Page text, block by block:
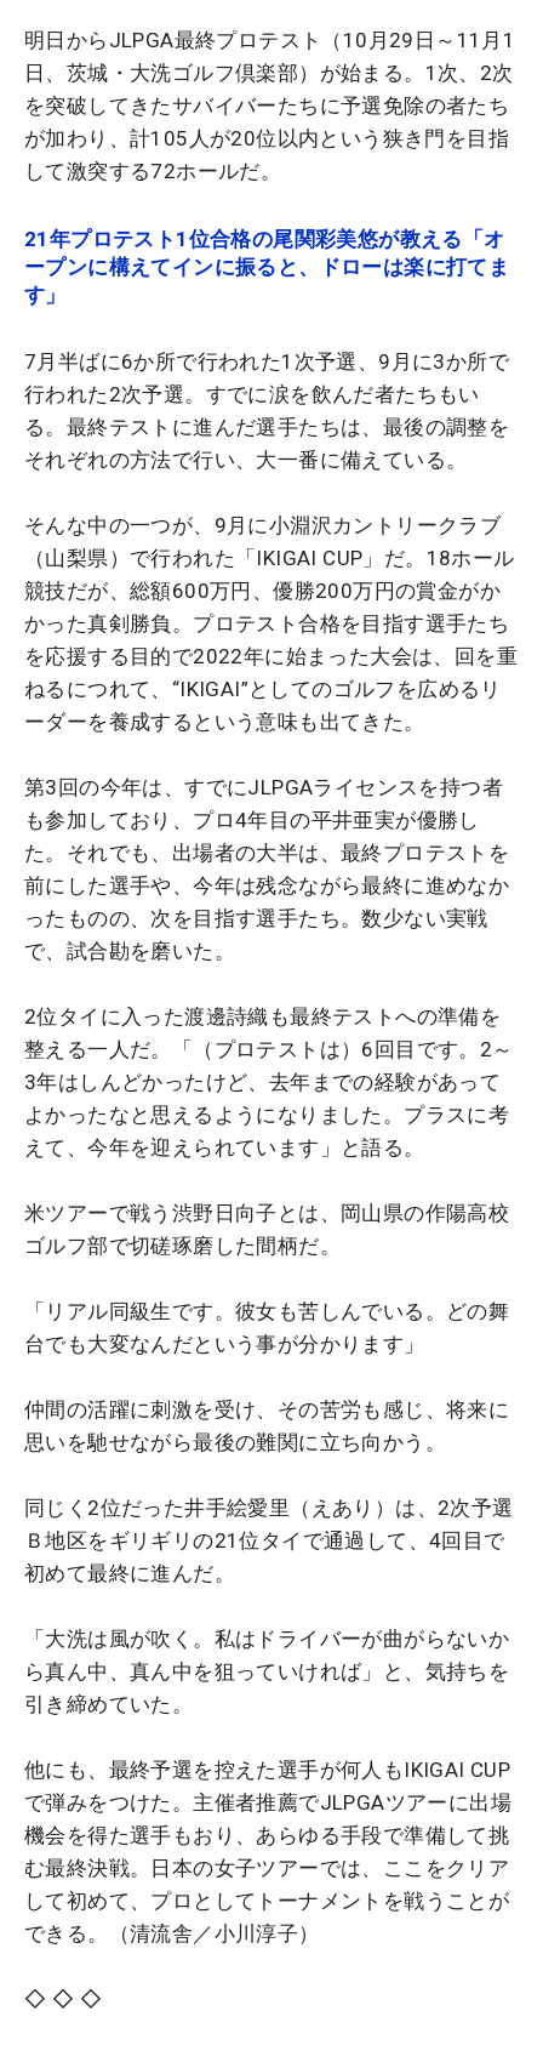
明日からJLPGA最終プロテスト（10月29日～11月1
日、茨城・大洗ゴルフ倶楽部）が始まる。1次、2次
を突破してきたサバイバーたちに予選免除の者たち
が加わり、計105人が20位以内という狭き門を目指
して激突する72ホールだ。
21年プロテスト1位合格の尾関彩美悠が教える「オ
ープンに構えてインに振ると、ドローは楽に打てま
す」
7月半ばに6か所で行われた1次予選、9月に3か所で
行われた2次予選。すでに涙を飲んだ者たちもい
る。最終テストに進んだ選手たちは、最後の調整を
それぞれの方法で行い、大一番に備えている。
そんな中の一つが、9月に小淵沢カントリークラブ
（山梨県）で行われた「IKIGAI CUP」だ。18ホール
競技だが、総額600万円、優勝200万円の賞金がか
かった真剣勝負。プロテスト合格を目指す選手たち
を応援する目的で2022年に始まった大会は、回を重
ねるにつれて、“IKIGAI”としてのゴルフを広めるリ
ーダーを養成するという意味も出てきた。
第3回の今年は、すでにJLPGAライセンスを持つ者
も参加しており、プロ4年目の平井亜実が優勝し
た。それでも、出場者の大半は、最終プロテストを
前にした選手や、今年は残念ながら最終に進めなか
ったものの、次を目指す選手たち。数少ない実戦
で、試合勘を磨いた。
2位タイに入った渡邊詩織も最終テストへの準備を
整える一人だ。「（プロテストは）6回目です。2～
3年はしんどかったけど、去年までの経験があって
よかったなと思えるようになりました。プラスに考
えて、今年を迎えられています」と語る。
米ツアーで戦う渋野日向子とは、岡山県の作陽高校
ゴルフ部で切磋琢磨した間柄だ。
「リアル同級生です。彼女も苦しんでいる。どの舞
台でも大変なんだという事が分かります」
仲間の活躍に刺激を受け、その苦労も感じ、将来に
思いを馳せながら最後の難関に立ち向かう。
同じく2位だった井手絵愛里（えあり）は、2次予選
Ｂ地区をギリギリの21位タイで通過して、4回目で
初めて最終に進んだ。
「大洗は風が吹く。私はドライバーが曲がらないか
ら真ん中、真ん中を狙っていければ」と、気持ちを
引き締めていた。
他にも、最終予選を控えた選手が何人もIKIGAI CUP
で弾みをつけた。主催者推薦でJLPGAツアーに出場
機会を得た選手もおり、あらゆる手段で準備して挑
む最終決戦。日本の女子ツアーでは、ここをクリア
して初めて、プロとしてトーナメントを戦うことが
できる。（清流舎／小川淳子）
◇ ◇ ◇